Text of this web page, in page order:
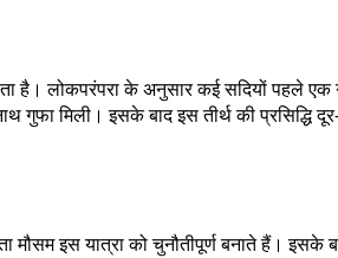
है। लोकपरंपरा के अनुसार कई सदियों पहले
मिली। इसके बाद इस तीर्थ की
मौसम इस यात्रा को चुनौतीपूर्ण बनाते हैं।